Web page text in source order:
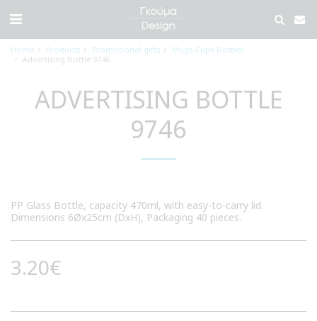
Home Products Promotional gifts
Mugs-Cups-Bottles
Advertising Bottle 9746
ADVERTISING BOTTLE
9746
PP Glass Bottle, capacity 470ml, with easy-to-carry lid.
Dimensions 6Øx25cm (DxH), Packaging 40 pieces.
3.20€